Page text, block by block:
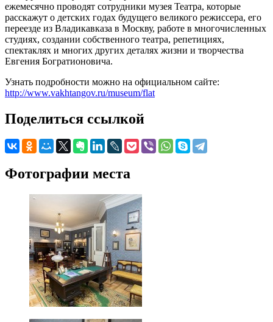
ежемесячно проводят сотрудники музея Театра, которые
расскажут о детских годах будущего великого режиссера, его
переезде из Владикавказа в Москву, работе в многочисленных
студиях, создании собственного театра, репетициях,
спектаклях и многих других деталях жизни и творчества
Евгения Богратионовича.
Узнать подробности можно на официальном сайте:
http://www.vakhtangov.ru/museum/flat
Поделиться ссылкой
Фотографии места